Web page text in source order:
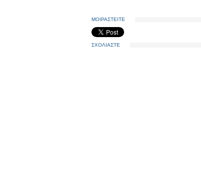
ΜΟΙΡΑΣΤΕΙΤΕ
ΣΧΟΛΙΑΣΤΕ